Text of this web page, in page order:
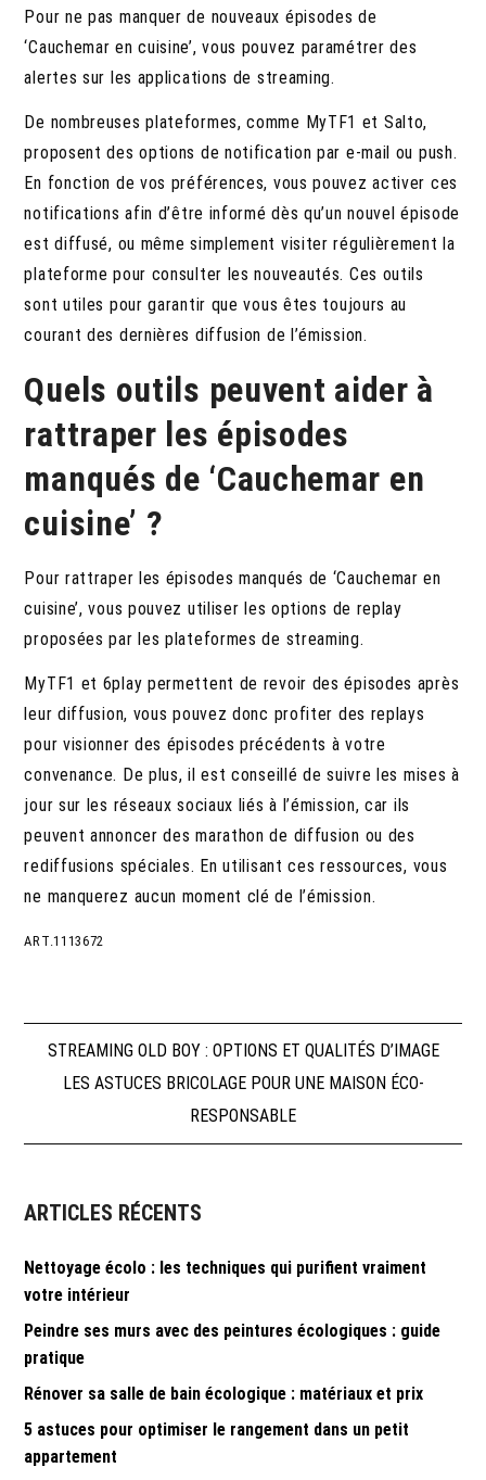
Pour ne pas manquer de nouveaux épisodes de
‘Cauchemar en cuisine’, vous pouvez paramétrer des
alertes sur les applications de streaming.
De nombreuses plateformes, comme MyTF1 et Salto,
proposent des options de notification par e-mail ou push.
En fonction de vos préférences, vous pouvez activer ces
notifications afin d’être informé dès qu’un nouvel épisode
est diffusé, ou même simplement visiter régulièrement la
plateforme pour consulter les nouveautés. Ces outils
sont utiles pour garantir que vous êtes toujours au
courant des dernières diffusion de l’émission.
Quels outils peuvent aider à
rattraper les épisodes
manqués de ‘Cauchemar en
cuisine’ ?
Pour rattraper les épisodes manqués de ‘Cauchemar en
cuisine’, vous pouvez utiliser les options de replay
proposées par les plateformes de streaming.
MyTF1 et 6play permettent de revoir des épisodes après
leur diffusion, vous pouvez donc profiter des replays
pour visionner des épisodes précédents à votre
convenance. De plus, il est conseillé de suivre les mises à
jour sur les réseaux sociaux liés à l’émission, car ils
peuvent annoncer des marathon de diffusion ou des
rediffusions spéciales. En utilisant ces ressources, vous
ne manquerez aucun moment clé de l’émission.
ART.1113672
Navigation
STREAMING OLD BOY : OPTIONS ET QUALITÉS D’IMAGE
LES ASTUCES BRICOLAGE POUR UNE MAISON ÉCO-
RESPONSABLE
ARTICLES RÉCENTS
Nettoyage écolo : les techniques qui purifient vraiment
votre intérieur
Peindre ses murs avec des peintures écologiques : guide
pratique
Rénover sa salle de bain écologique : matériaux et prix
5 astuces pour optimiser le rangement dans un petit
appartement